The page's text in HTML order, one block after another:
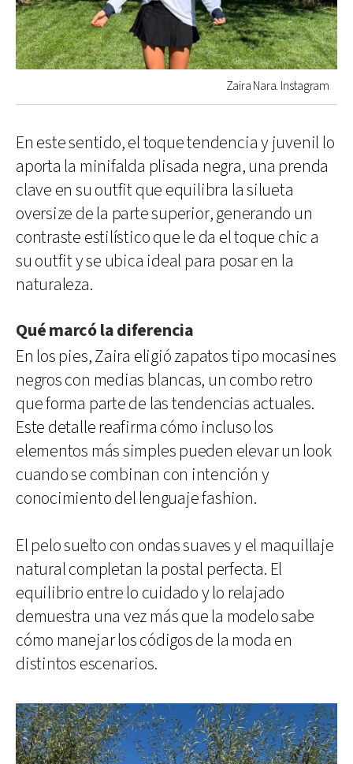
Zaira Nara. Instagram
En este sentido, el toque tendencia y juvenil lo
aporta la minifalda plisada negra, una prenda
clave en su outfit que equilibra la silueta
oversize de la parte superior, generando un
contraste estilístico que le da el toque chic a
su outfit y se ubica ideal para posar en la
naturaleza.
Qué marcó la diferencia
En los pies, Zaira eligió zapatos tipo mocasines
negros con medias blancas, un combo retro
que forma parte de las tendencias actuales.
Este detalle reafirma cómo incluso los
elementos más simples pueden elevar un look
cuando se combinan con intención y
conocimiento del lenguaje fashion.
El pelo suelto con ondas suaves y el maquillaje
natural completan la postal perfecta. El
equilibrio entre lo cuidado y lo relajado
demuestra una vez más que la modelo sabe
cómo manejar los códigos de la moda en
distintos escenarios.